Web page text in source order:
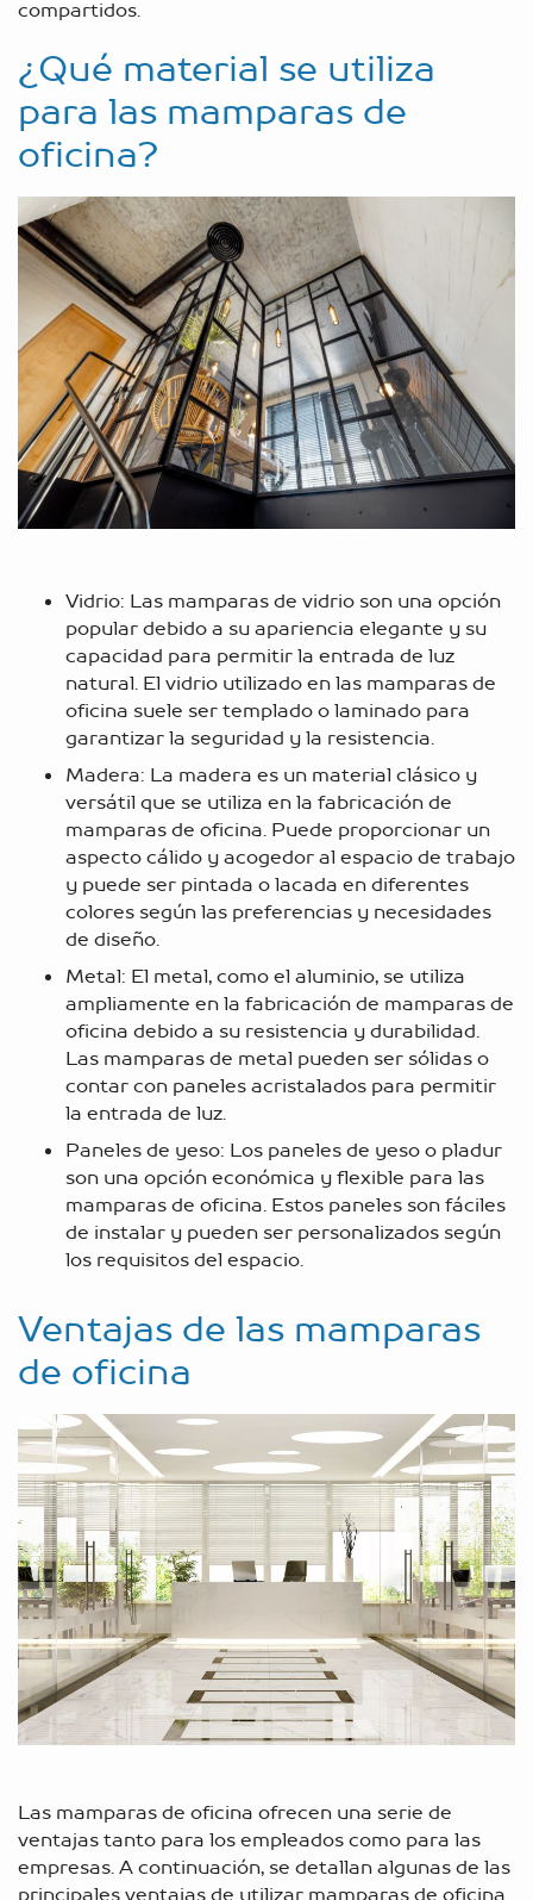
compartidos.
¿Qué material se utiliza
para las mamparas de
oficina?
Vidrio: Las mamparas de vidrio son una opción
popular debido a su apariencia elegante y su
capacidad para permitir la entrada de luz
natural. El vidrio utilizado en las mamparas de
oficina suele ser templado o laminado para
garantizar la seguridad y la resistencia.
Madera: La madera es un material clásico y
versátil que se utiliza en la fabricación de
mamparas de oficina. Puede proporcionar un
aspecto cálido y acogedor al espacio de trabajo
y puede ser pintada o lacada en diferentes
colores según las preferencias y necesidades
de diseño.
Metal: El metal, como el aluminio, se utiliza
ampliamente en la fabricación de mamparas de
oficina debido a su resistencia y durabilidad.
Las mamparas de metal pueden ser sólidas o
contar con paneles acristalados para permitir
la entrada de luz.
Paneles de yeso: Los paneles de yeso o pladur
son una opción económica y flexible para las
mamparas de oficina. Estos paneles son fáciles
de instalar y pueden ser personalizados según
los requisitos del espacio.
Ventajas de las mamparas
de oficina
Las mamparas de oficina ofrecen una serie de
ventajas tanto para los empleados como para las
empresas. A continuación, se detallan algunas de las